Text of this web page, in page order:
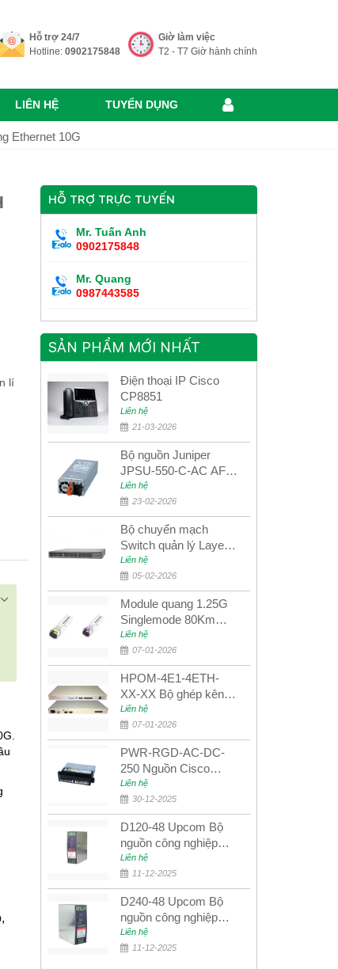
Hỗ trợ 24/7
Hotline: 0902175848
Giờ làm việc
T2 - T7 Giờ hành chính
LIÊN HỆ TUYỂN DỤNG
Ethernet 10G
lí
HỖ TRỢ TRỰC TUYẾN
Mr. Tuấn Anh
0902175848
Mr. Quang
0987443585
SẢN PHẨM MỚI NHẤT
Điện thoại IP Cisco
CP8851
Liên hệ
21-03-2026
Bộ nguồn Juniper
JPSU-550-C-AC AFO
nguồn AC công suất
550W dùng cho dòng
switch Juniper
Networks EX4400
Liên hệ
23-02-2026
Bộ chuyển mạch
Switch quản lý Layer 3
Juniper QFX5100-48S
Liên hệ
05-02-2026
Module quang 1.25G
Singlemode 80Km
UPCOM MWS-12-45-
80AD/MWS-12-54-
80BD
Liên hệ
07-01-2026
HPOM-4E1-4ETH-
XX-XX Bộ ghép kênh
quang quản lý SDH
4E1+4ETH+RS232
Liên hệ
07-01-2026
PWR-RGD-AC-DC-
250 Nguồn Cisco
Industrial 250W
PoE/PoE+
Liên hệ
30-12-2025
D120-48 Upcom Bộ
nguồn công nghiệp
đầu ra đơn 120W
48VDC
Liên hệ
11-12-2025
D240-48 Upcom Bộ
nguồn công nghiệp
đầu ra đơn 240W
48VDC
Liên hệ
11-12-2025